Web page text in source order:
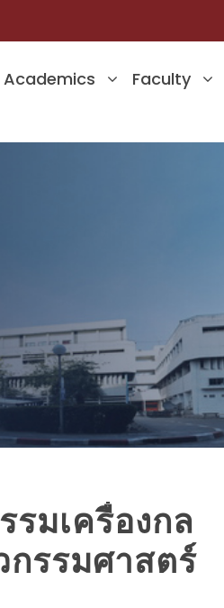
Academics Faculty
มเครื่องกล
รรมศาสตร์